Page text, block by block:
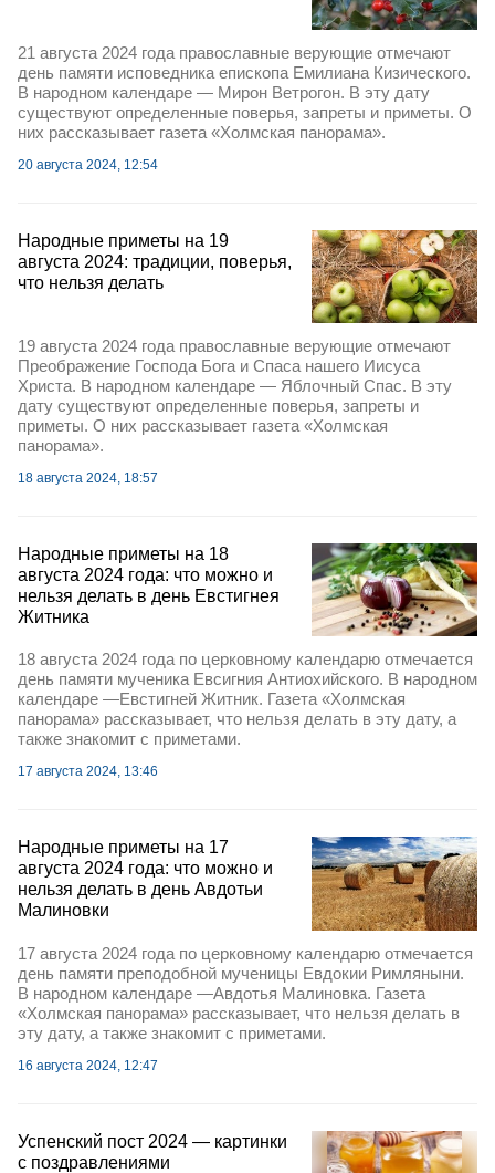
21 августа 2024 года православные верующие отмечают
день памяти исповедника епископа Емилиана Кизического.
В народном календаре — Мирон Ветрогон. В эту дату
существуют определенные поверья, запреты и приметы. О
них рассказывает газета «Холмская панорама».
20 августа 2024, 12:54
Народные приметы на 19
августа 2024: традиции, поверья,
что нельзя делать
19 августа 2024 года православные верующие отмечают
Преображение Господа Бога и Спаса нашего Иисуса
Христа. В народном календаре — Яблочный Спас. В эту
дату существуют определенные поверья, запреты и
приметы. О них рассказывает газета «Холмская
панорама».
18 августа 2024, 18:57
Народные приметы на 18
августа 2024 года: что можно и
нельзя делать в день Евстигнея
Житника
18 августа 2024 года по церковному календарю отмечается
день памяти мученика Евсигния Антиохийского. В народном
календаре —Евстигней Житник. Газета «Холмская
панорама» рассказывает, что нельзя делать в эту дату, а
также знакомит с приметами.
17 августа 2024, 13:46
Народные приметы на 17
августа 2024 года: что можно и
нельзя делать в день Авдотьи
Малиновки
17 августа 2024 года по церковному календарю отмечается
день памяти преподобной мученицы Евдокии Римляныни.
В народном календаре —Авдотья Малиновка. Газета
«Холмская панорама» рассказывает, что нельзя делать в
эту дату, а также знакомит с приметами.
16 августа 2024, 12:47
Успенский пост 2024 — картинки
с поздравлениями